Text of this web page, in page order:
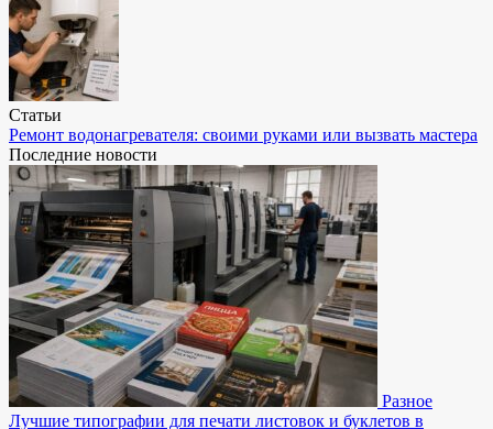
Статьи
Ремонт водонагревателя: своими руками или вызвать мастера
Последние новости
Разное
Лучшие типографии для печати листовок и буклетов в